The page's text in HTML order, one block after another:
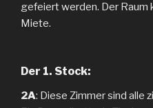
gefeiert werden. Der Raum
Miete.
Der 1. Stock:
2A: Diese Zimmer sind alle